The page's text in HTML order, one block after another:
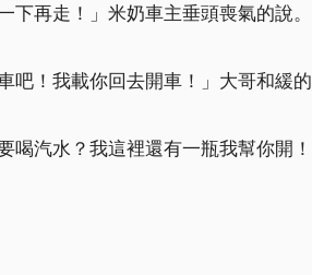
下再走！」米奶車主垂頭喪氣的說。
吧！我載你回去開車！」大哥和緩的
喝汽水？我這裡還有一瓶我幫你開